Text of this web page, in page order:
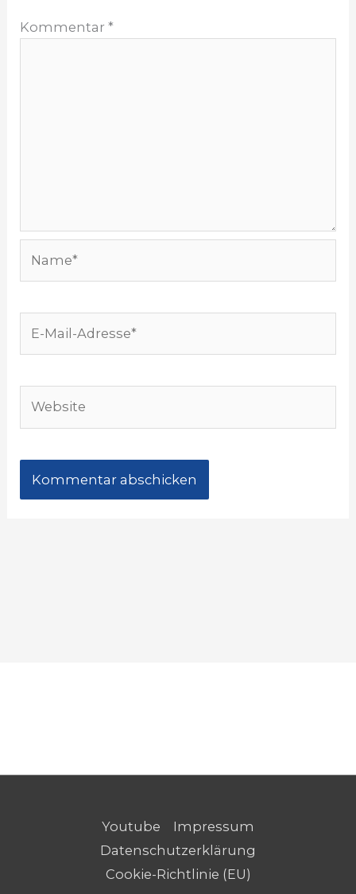
Kommentar*
Mail-
Youtube
Impressum
Datenschutzerklärung
Cookie-Richtlinie (EU)